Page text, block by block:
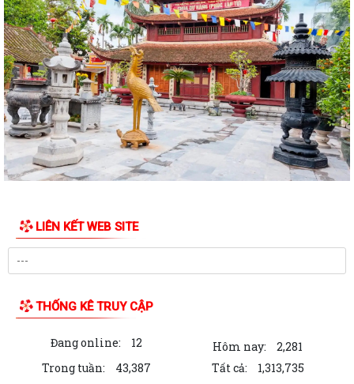
QUYẾT ĐỊNH: Về việc công bố thủ tục hành chính nội bộ mới ban hành
thuộc phạm vi chức năng quản lý...
Hội nghị tập huấn triển khai thủ tục hành chính của Đảng trên môi
trường điện tử giai đoạn 2
HĐND XÃ ĐƯỜNG AN KHÓA II, NHIỆM KỲ 2026 – 2031, TỔ CHỨC
THÀNH CÔNG KỲ HỌP THỨ TƯ (KỲ HỌP THƯỜNG LỆ...
QUYẾT ĐỊNH: Về việc công bố danh mục thủ tục hành chính ban hành
mới, được sửa đổi, bổ sung lĩnh...
nghiên cứu, học tập, quán triệt...
Đường An tổng kết công tác sắp xếp tổ chức lại thôn trên địa bàn
nhiệm vụ năm học mới.
QUYẾT ĐỊNH: Về việc công bố Danh mục thủ tục hành chính được sửa
đổi, bổ sung thuộc phạm vi chức...
LIÊN KẾT WEB SITE
THỐNG KÊ TRUY CẬP
Đang online: 12 Hôm nay:
2,281
Trong tuần:
43,387 Tất cả: 1,313,735